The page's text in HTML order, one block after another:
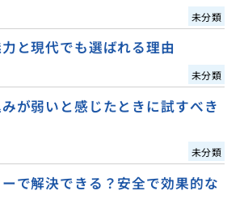
未分類
と現代でも選ばれる理由
未分類
が弱いと感じたときに試すべき
未分類
で解決できる？安全で効果的な